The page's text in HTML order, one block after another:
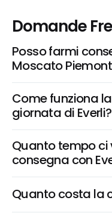
Domande
Posso farmi
Moscato
Come funziona
giornata di Everli?
Quanto tempo ci
consegna con
Quanto costa la